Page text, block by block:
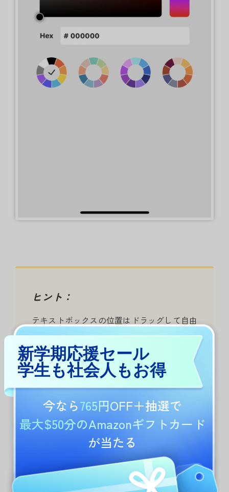
ヒント：
テキストボックスの位置はドラッグして自由
に移動できます。
2.iOSで既存のテキストを編集する
方法
UPDF for iOSでPDFを開きます。
編集アイコンをタップします。
新学期応援セール
学生も社会人もお得
今なら765円OFF＋抽選で
最大$50分のAmazonギフトカード
が当たる